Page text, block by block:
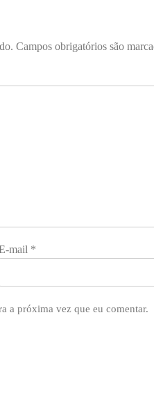
Campos obrigatórios são
mail *
a próxima vez que eu comentar.